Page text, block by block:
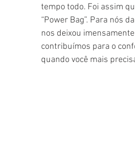
tempo todo. Foi assim
“Power Bag”. Para nós
nos deixou
contribuímos para o
quando você mais